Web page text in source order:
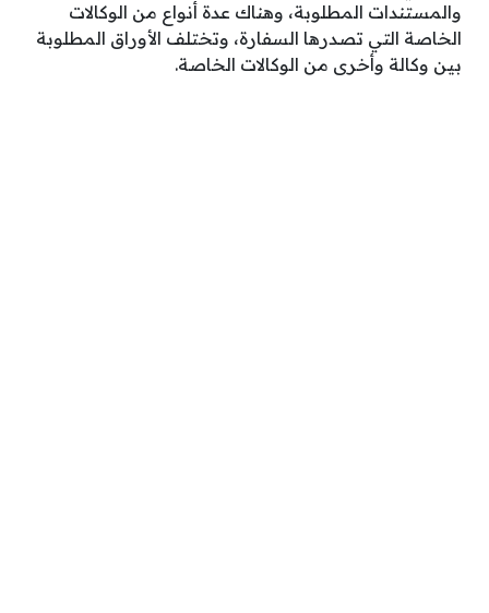
والمستندات المطلوبة، وهناك عدة أنواع من الوكالات
الخاصة التي تصدرها السفارة، وتختلف الأوراق المطلوبة
بين وكالة وأخرى من الوكالات الخاصة.